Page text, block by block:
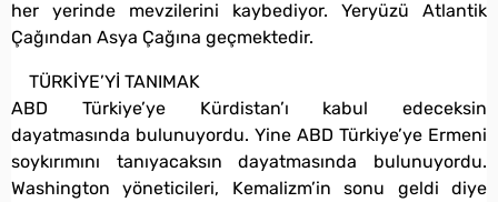
her yerinde mevzilerini kaybediyor. Yeryüzü Atlantik
Çağından Asya Çağına geçmektedir.
TÜRKİYE’Yİ TANIMAK
ABD Türkiye’ye Kürdistan’ı kabul edeceksin
dayatmasında bulunuyordu. Yine ABD Türkiye’ye Ermeni
soykırımını tanıyacaksın dayatmasında bulunuyordu.
Washington yöneticileri, Kemalizm’in sonu geldi diye